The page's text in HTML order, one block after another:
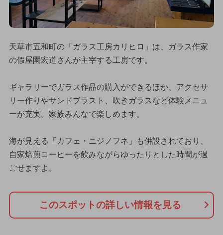
天草市五和町の「ガラス工房カリヒロ」は、ガラス作家
の假屋園宏道さんが主宰する工房です。
ギャラリーでガラス作品の購入ができるほか、アクセサ
リー作りやサンドブラスト、吹きガラスなど体験メニュ
ーが充実。家族みんなで楽しめます。
海が見える「カフェ・ニジノフネ」も併設されており、
自家焙煎コーヒーを飲みながらゆったりとした時間が過
ごせますよ。
このスポットの詳しい情報を見る